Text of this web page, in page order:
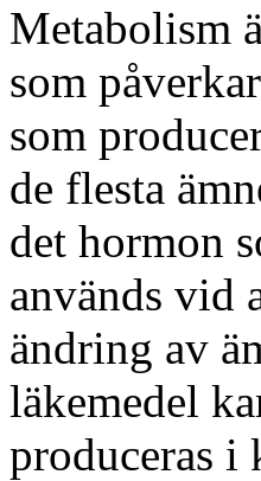
Metabolism
som
som
de flesta
det hormon
används vid
ändring av
läkemedel
produceras i